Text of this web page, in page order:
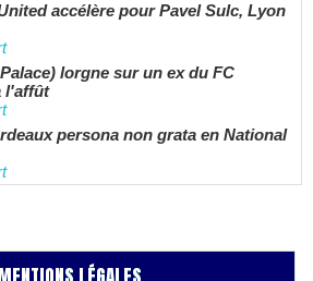
accélère pour Pavel Sulc, Lyon
lorgne sur un ex du FC
l'affût
persona non grata en National